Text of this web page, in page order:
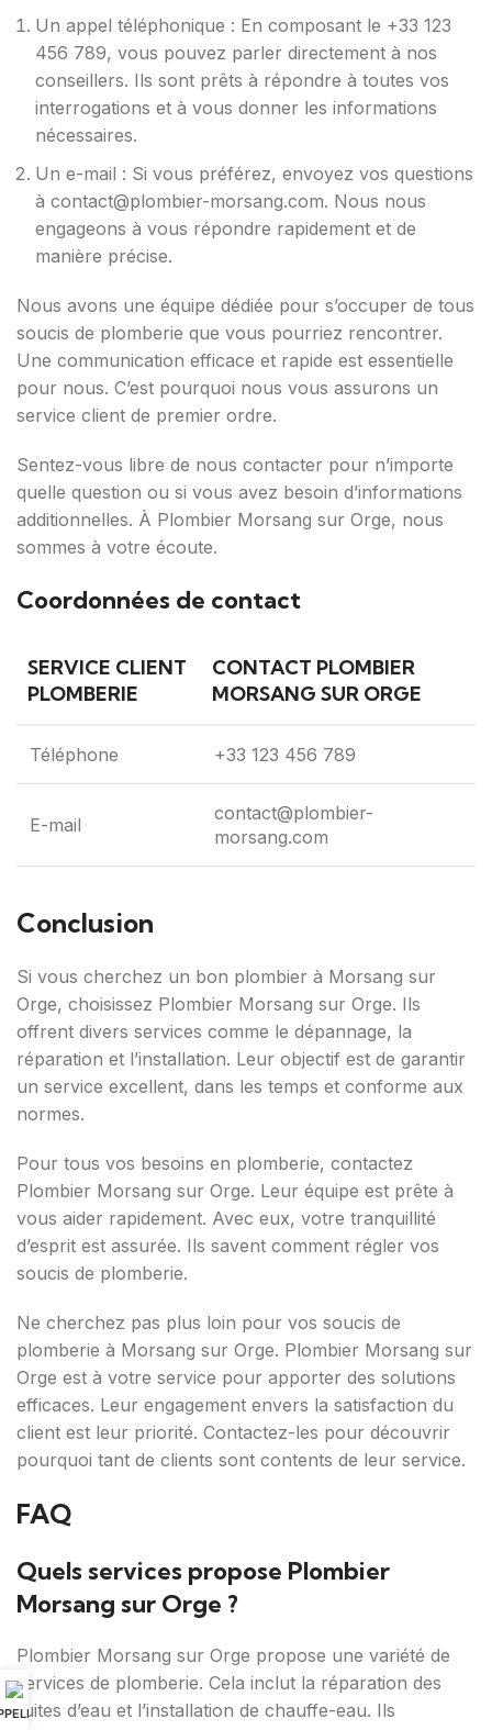
Un appel téléphonique : En composant le +33 123
456 789, vous pouvez parler directement à nos
conseillers. Ils sont prêts à répondre à toutes vos
interrogations et à vous donner les informations
nécessaires.
Un e-mail : Si vous préférez, envoyez vos questions
à contact@plombier-morsang.com. Nous nous
engageons à vous répondre rapidement et de
manière précise.
Nous avons une équipe dédiée pour s’occuper de tous
soucis de plomberie que vous pourriez rencontrer.
Une communication efficace et rapide est essentielle
pour nous. C’est pourquoi nous vous assurons un
service client de premier ordre.
Sentez-vous libre de nous contacter pour n’importe
quelle question ou si vous avez besoin d’informations
additionnelles. À Plombier Morsang sur Orge, nous
sommes à votre écoute.
Coordonnées de contact
SERVICE CLIENT
PLOMBERIE
CONTACT PLOMBIER
MORSANG SUR ORGE
Téléphone +33 123 456 789
E-mail
contact@plombier-
morsang.com
Conclusion
Si vous cherchez un bon plombier à Morsang sur
Orge, choisissez Plombier Morsang sur Orge. Ils
offrent divers services comme le dépannage, la
réparation et l’installation. Leur objectif est de garantir
un service excellent, dans les temps et conforme aux
normes.
Pour tous vos besoins en plomberie, contactez
Plombier Morsang sur Orge. Leur équipe est prête à
vous aider rapidement. Avec eux, votre tranquillité
d’esprit est assurée. Ils savent comment régler vos
soucis de plomberie.
Ne cherchez pas plus loin pour vos soucis de
plomberie à Morsang sur Orge. Plombier Morsang sur
Orge est à votre service pour apporter des solutions
efficaces. Leur engagement envers la satisfaction du
client est leur priorité. Contactez-les pour découvrir
pourquoi tant de clients sont contents de leur service.
FAQ
Quels services propose Plombier
Morsang sur Orge ?
Plombier Morsang sur Orge propose une variété de
services de plomberie. Cela inclut la réparation des
fuites d’eau et l’installation de chauffe-eau. Ils